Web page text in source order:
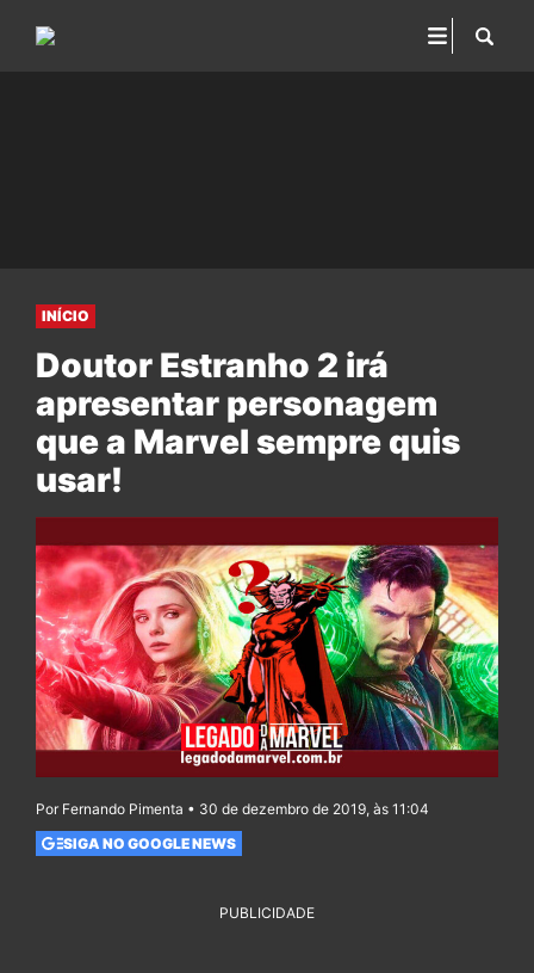
INÍCIO
Doutor Estranho 2 irá
apresentar personagem
que a Marvel sempre quis
usar!
Por Fernando Pimenta • 30 de dezembro de 2019, às 11:04
SIGA NO GOOGLE NEWS
PUBLICIDADE